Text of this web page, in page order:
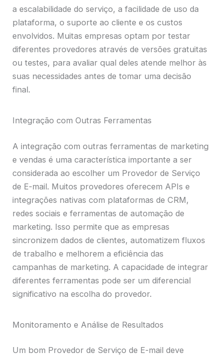
a escalabilidade do serviço, a facilidade de uso da
plataforma, o suporte ao cliente e os custos
envolvidos. Muitas empresas optam por testar
diferentes provedores através de versões gratuitas
ou testes, para avaliar qual deles atende melhor às
suas necessidades antes de tomar uma decisão
final.
Integração com Outras Ferramentas
A integração com outras ferramentas de marketing
e vendas é uma característica importante a ser
considerada ao escolher um Provedor de Serviço
de E-mail. Muitos provedores oferecem APIs e
integrações nativas com plataformas de CRM,
redes sociais e ferramentas de automação de
marketing. Isso permite que as empresas
sincronizem dados de clientes, automatizem fluxos
de trabalho e melhorem a eficiência das
campanhas de marketing. A capacidade de integrar
diferentes ferramentas pode ser um diferencial
significativo na escolha do provedor.
Monitoramento e Análise de Resultados
Um bom Provedor de Serviço de E-mail deve